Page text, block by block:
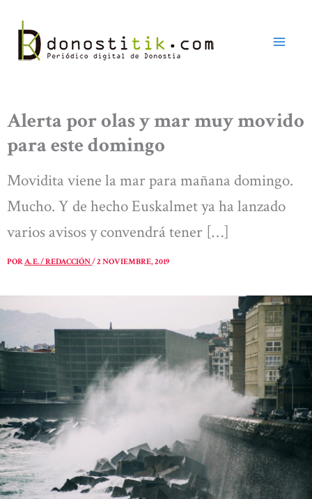
contenido
Alerta por olas y mar muy movido
para este domingo
Movidita viene la mar para mañana domingo.
Mucho. Y de hecho Euskalmet ya ha lanzado
varios avisos y convendrá tener […]
PORA. E. / REDACCIÓN/2 NOVIEMBRE, 2019